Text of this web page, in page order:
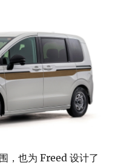
，也为 Freed 设计了